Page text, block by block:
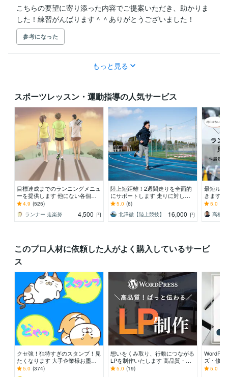
こちらの要望に寄り添った内容でご提案いただき、助かりま
した！練習がんばります＾＾ありがとうございました！
参考になった
もっと見る
スポーツレッスン・運動指導の人気サービス
目標達成までのランニングメニュ
ーを提供します 他にない各個人
に適したメニューの提供を心掛け
4.9 (525)
ランナー 走楽努
4,500 円
陸上短距離！2週間走りを全面的
にサポートします 走りに対して
の不安/疑問/課題を一緒に解決し
ましょう！
5.0 (6)
北澤徹【陸上競技】
16,000 円
最短ル
きます
メニュ
5.0
このプロ人材に依頼した人がよく購入しているサービ
ス
クセ強！独特すぎのスタンプ！見
たくなります 大手企業様お墨付
きクオリティ！キャラ映え間違い
ナシ！
5.0 (374)
想いをくみ取り、行動につながる
LPを制作いたします 高品質・好
印象。WordPressで伝わるLPを
5.0 (19)
ズ・修
g、5.0